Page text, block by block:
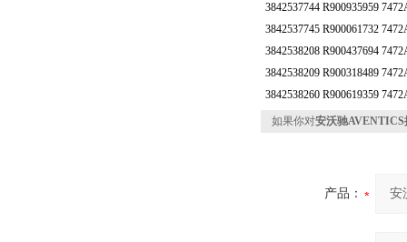
3842537744 R900935959
3842537745 R900061732
3842538208 R900437694
3842538209 R900318489
3842538260 R900619359
如果你对安沃驰AVENTICS
产品：